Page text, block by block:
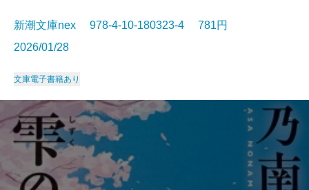
新潮文庫nex 978-4-10-180323-4 781円
2026/01/28
文庫電子書籍あり